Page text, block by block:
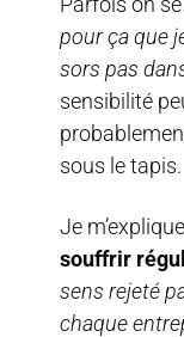
pour ça que
sors pas
sensibilité
sous le tapis.
Je
souffrir
sens rejeté
chaque